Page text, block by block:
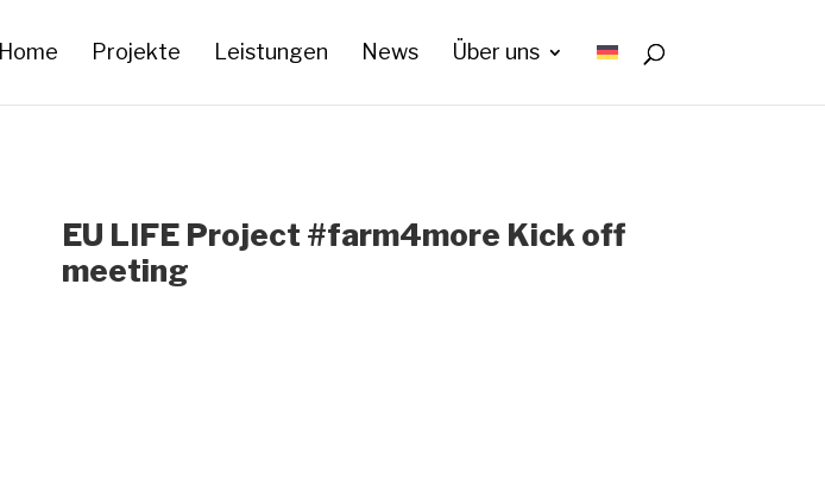
Home Projekte Leistungen News Über uns
EU LIFE Project #farm4more Kick off
meeting